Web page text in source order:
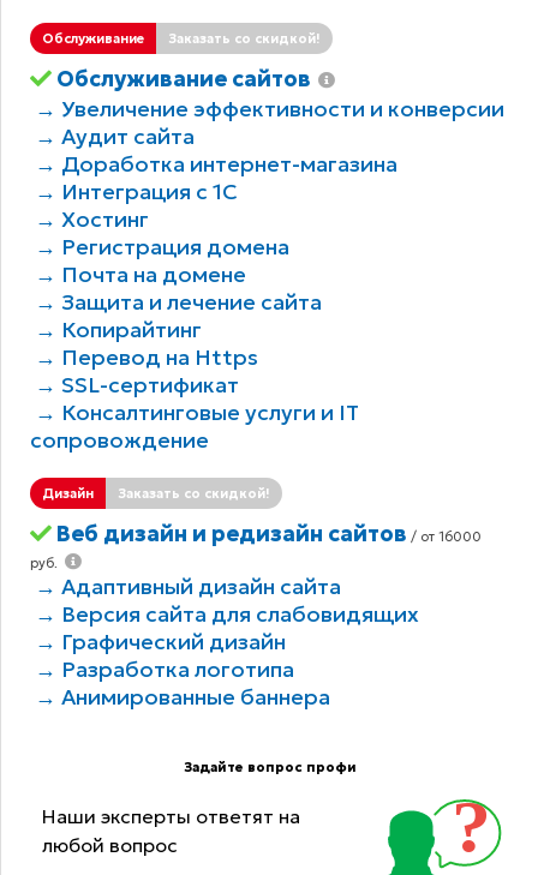
Обслуживание Заказать со скидкой!
Обслуживание сайтов
→ Увеличение эффективности и конверсии
→ Аудит сайта
→ Доработка интернет-магазина
→ Интеграция с 1С
→ Хостинг
→ Регистрация домена
→ Почта на домене
→ Защита и лечение сайта
→ Копирайтинг
→ Перевод на Https
→ SSL-сертификат
→ Консалтинговые услуги и IT
сопровождение
Дизайн Заказать со скидкой!
Веб дизайн и редизайн сайтов / от 16000
руб.
→ Адаптивный дизайн сайта
→ Версия сайта для слабовидящих
→ Графический дизайн
→ Разработка логотипа
→ Анимированные баннера
Задайте вопрос профи
Наши эксперты ответят на
любой вопрос